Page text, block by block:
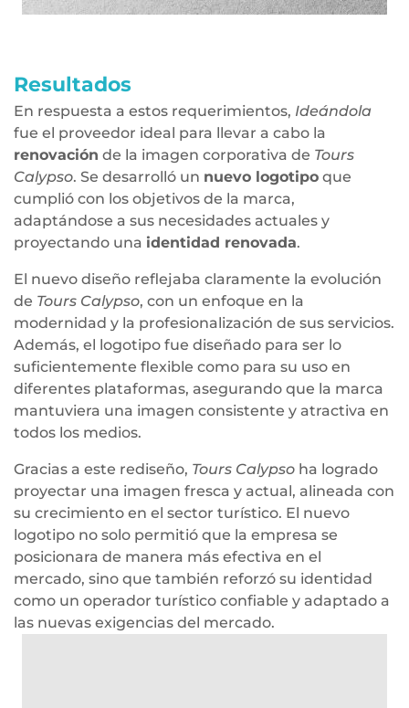
Resultados
En respuesta a estos requerimientos, Ideándola
fue el proveedor ideal para llevar a cabo la
renovación de la imagen corporativa de Tours
Calypso. Se desarrolló un nuevo logotipo que
cumplió con los objetivos de la marca,
adaptándose a sus necesidades actuales y
proyectando una identidad renovada.
El nuevo diseño reflejaba claramente la evolución
de Tours Calypso, con un enfoque en la
modernidad y la profesionalización de sus servicios.
Además, el logotipo fue diseñado para ser lo
suficientemente flexible como para su uso en
diferentes plataformas, asegurando que la marca
mantuviera una imagen consistente y atractiva en
todos los medios.
Gracias a este rediseño, Tours Calypso ha logrado
proyectar una imagen fresca y actual, alineada con
su crecimiento en el sector turístico. El nuevo
logotipo no solo permitió que la empresa se
posicionara de manera más efectiva en el
mercado, sino que también reforzó su identidad
como un operador turístico confiable y adaptado a
las nuevas exigencias del mercado.